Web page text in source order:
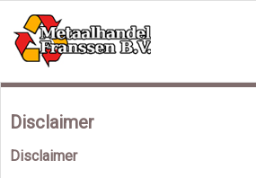
Disclaimer
Disclaimer